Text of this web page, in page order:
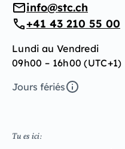
info@stc.ch
+41 43 210 55 00
Lundi au Vendredi
09h00 – 16h00 (UTC+1)
Jours fériés
Tu es ici: